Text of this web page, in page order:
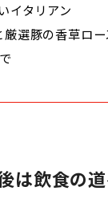
イタリアン
選豚の香草ロー
は飲食の